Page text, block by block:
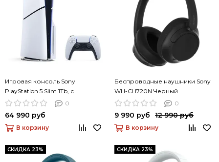
Игровая консоль Sony
PlayStation 5 Slim 1Tb, с
дисководом, белый0
64 990 руб
В корзину
Беспроводные наушники Sony
WH-CH720N Черный
0
9 990 руб 12 990 руб
В корзину
СКИДКА 23% СКИДКА 23%